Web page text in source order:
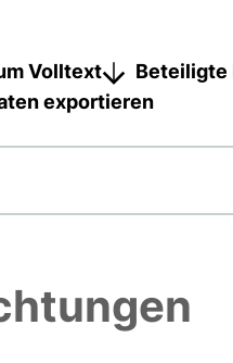
Volltext Beteiligte
exportieren